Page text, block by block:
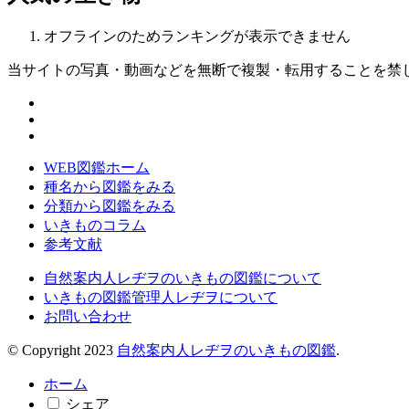
オフラインのためランキングが表示できません
当サイトの写真・動画などを無断で複製・転用することを禁
WEB図鑑ホーム
種名から図鑑をみる
分類から図鑑をみる
いきものコラム
参考文献
自然案内人レヂヲのいきもの図鑑について
いきもの図鑑管理人レヂヲについて
お問い合わせ
© Copyright 2023 自然案内人レヂヲのいきもの図鑑.
ホーム
シェア